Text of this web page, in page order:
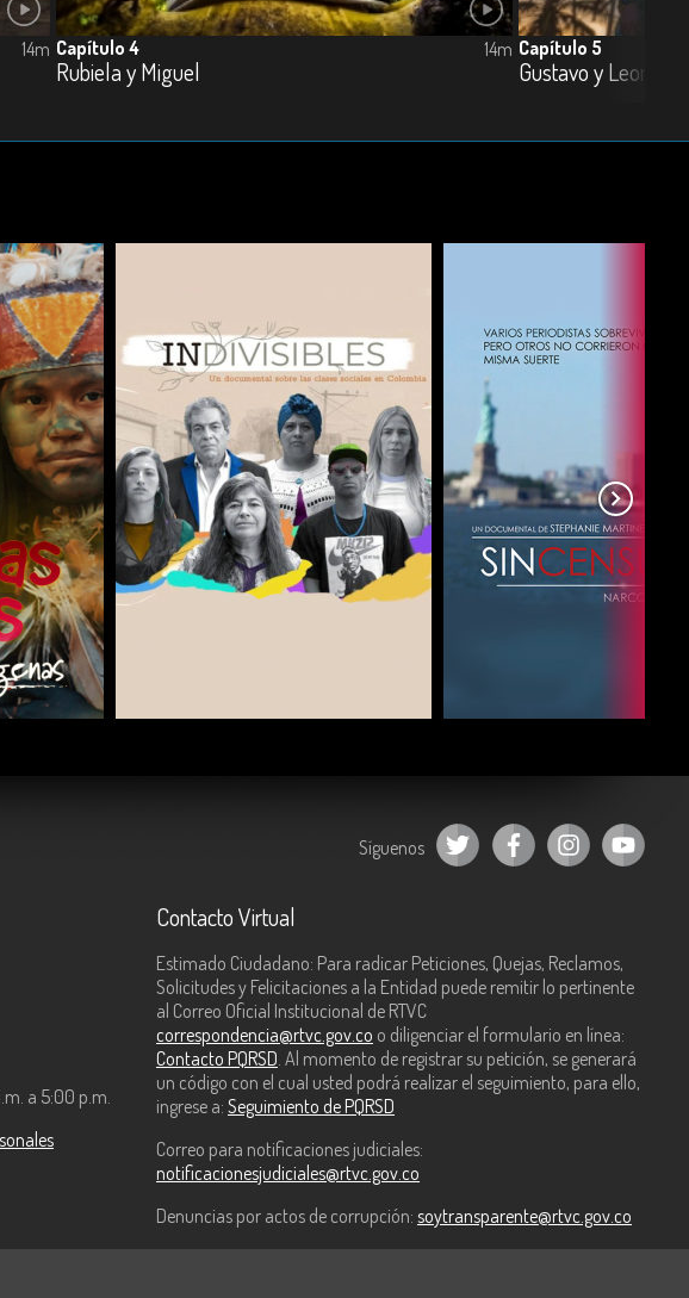
14m Capítulo 4
Rubiela y Miguel
14m Capítulo 5
Gustavo y Leonor
Síguenos
a 5:00 p.m.
Contacto Virtual
Estimado Ciudadano: Para radicar Peticiones, Quejas, Reclamos,
Solicitudes y Felicitaciones a la Entidad puede remitir lo pertinente
al Correo Oficial Institucional de RTVC
correspondencia@rtvc.gov.co o diligenciar el formulario en línea:
Contacto PQRSD . Al momento de registrar su petición, se generará
un código con el cual usted podrá realizar el seguimiento, para ello,
ingrese a: Seguimiento de PQRSD
Correo para notificaciones judiciales:
notificacionesjudiciales@rtvc.gov.co
Denuncias por actos de corrupción: soytransparente@rtvc.gov.co